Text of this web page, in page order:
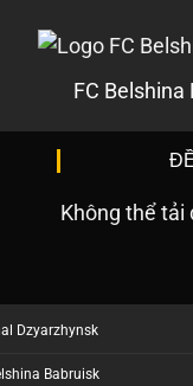
FC Belshina
Không thể tải
Dzyarzhynsk
Babruisk